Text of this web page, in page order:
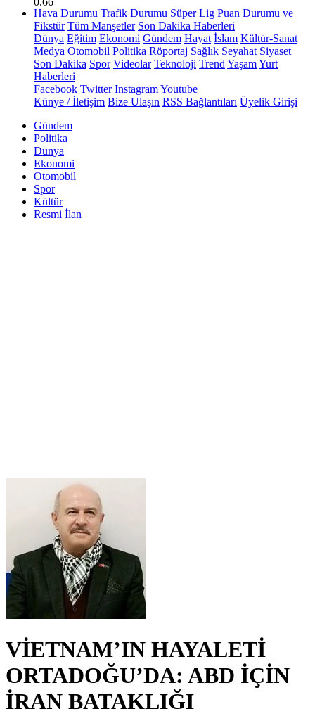
Hava Durumu Trafik Durumu Süper Lig Puan Durumu ve
Fikstür Tüm Manşetler Son Dakika Haberleri
Dünya Eğitim Ekonomi Gündem Hayat İslam Kültür-Sanat
Medya Otomobil Politika Röportaj Sağlık Seyahat Siyaset
Son Dakika Spor Videolar Teknoloji Trend YaşamYurt
Haberleri
Facebook Twitter InstagramYoutube
Künye / İletişim Bize Ulaşın RSS Bağlantıları Üyelik Girişi
Gündem
Politika
Dünya
Ekonomi
Otomobil
Spor
Kültür
Resmi İlan
VİETNAM’IN HAYALETİ
ORTADOĞU’DA: ABD İÇİN
İRAN BATAKLIĞI